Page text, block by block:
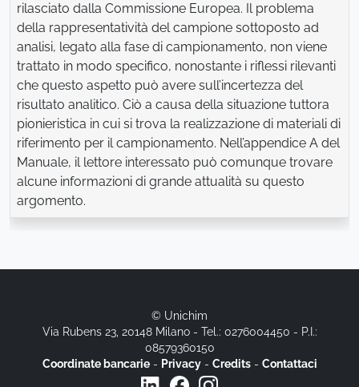
rilasciato dalla Commissione Europea. Il problema
della rappresentatività del campione sottoposto ad
analisi, legato alla fase di campionamento, non viene
trattato in modo specifico, nonostante i riflessi rilevanti
che questo aspetto può avere sull’incertezza del
risultato analitico. Ciò a causa della situazione tuttora
pionieristica in cui si trova la realizzazione di materiali di
riferimento per il campionamento. Nell’appendice A del
Manuale, il lettore interessato può comunque trovare
alcune informazioni di grande attualità su questo
argomento.
© Unichim
Via Rubens 23, 20148 Milano - Tel.: 0276004450 - P.I.:
08579360150
Coordinate bancarie- Privacy- Credits- Contattaci